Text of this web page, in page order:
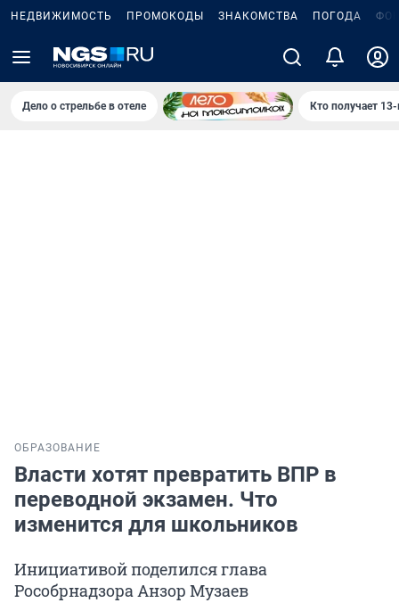
НЕДВИЖИМОСТЬ ПРОМОКОДЫ ЗНАКОМСТВА ПОГОДА
Дело о стрельбе в отеле Кто получает
ОБРАЗОВАНИЕ
Власти хотят превратить ВПР в
переводной экзамен. Что
изменится для школьников
Инициативой поделился глава
Рособрнадзора Анзор Музаев